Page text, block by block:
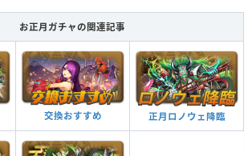
4204 2652 351
つけられる潜在キラー
10990 4495 298
つけられる潜在キラー
お正月ガチャの関連記事
交換おすすめ 正月ロノウェ降臨